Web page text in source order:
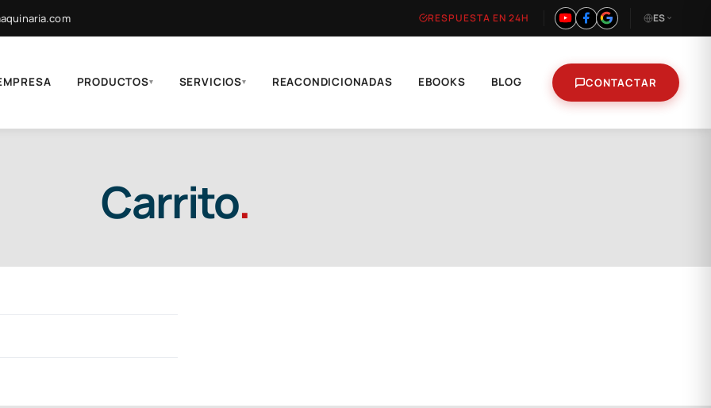
RESPUESTA EN 24H ES
PRODUCTOS▾ SERVICIOS▾ REACONDICIONADAS EBOOKS BLOG CONTACTAR
Carrito.